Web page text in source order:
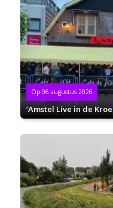
Op 06 augustus 2026
‘Amstel Live in de